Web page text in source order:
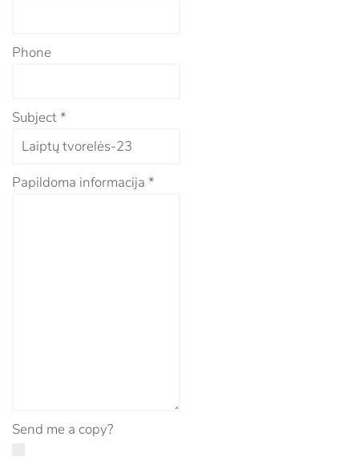
Phone
Subject*
Papildoma informacija *
Send me a copy?